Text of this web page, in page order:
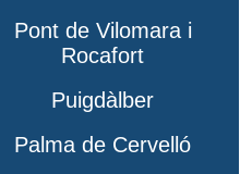
Pont de Vilomara i
Rocafort
Puigdàlber
Palma de Cervelló